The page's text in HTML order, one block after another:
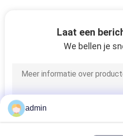
Laat een
We bellen je
admin